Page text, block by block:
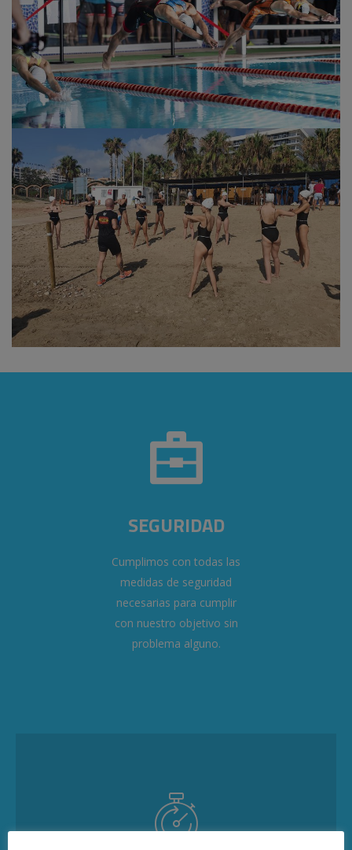
SEGURIDAD
Cumplimos con todas las
medidas de seguridad
necesarias para cumplir
con nuestro objetivo sin
problema alguno.